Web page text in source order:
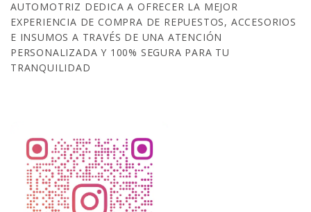
AUTOMOTRIZ DEDICA A OFRECER LA MEJOR
EXPERIENCIA DE COMPRA DE REPUESTOS, ACCESORIOS
E INSUMOS A TRAVÉS DE UNA ATENCIÓN
PERSONALIZADA Y 100% SEGURA PARA TU
TRANQUILIDAD